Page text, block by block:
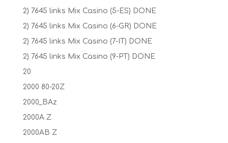
2) 7645 links Mix Casino (5-ES) DONE
2) 7645 links Mix Casino (6-GR) DONE
2) 7645 links Mix Casino (7-IT) DONE
2) 7645 links Mix Casino (9-PT) DONE
20
2000 80-20Z
2000_BAz
2000A Z
2000AB Z